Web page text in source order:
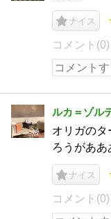
ナイス
コメント(0)
ルカ＝ゾル
オリガの
ろうがああ
ナイス
コメント(0)